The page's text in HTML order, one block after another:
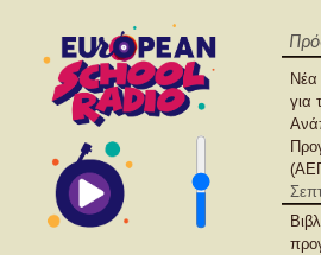
Νέα
για